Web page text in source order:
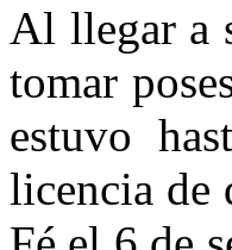
Al llegar a
tomar
estuvo
licencia de